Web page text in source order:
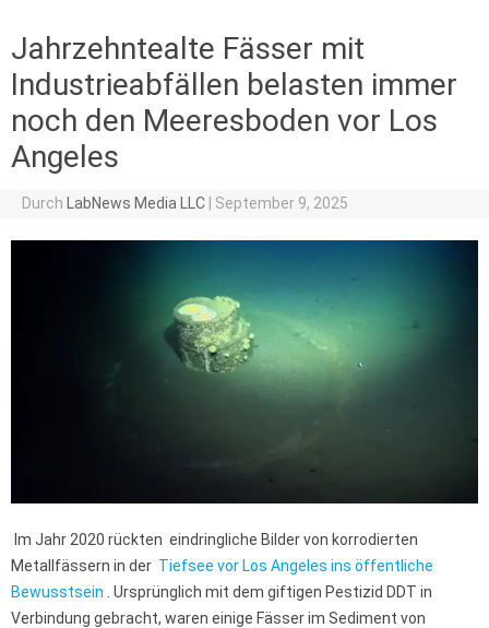
Jahrzehntealte Fässer mit
Industrieabfällen belasten immer
noch den Meeresboden vor Los
Angeles
Durch LabNews Media LLC September 9, 2025
Im Jahr 2020 rückten eindringliche Bilder von korrodierten
Metallfässern in der Tiefsee vor Los Angeles ins öffentliche
Bewusstsein . Ursprünglich mit dem giftigen Pestizid DDT in
Verbindung gebracht, waren einige Fässer im Sediment von